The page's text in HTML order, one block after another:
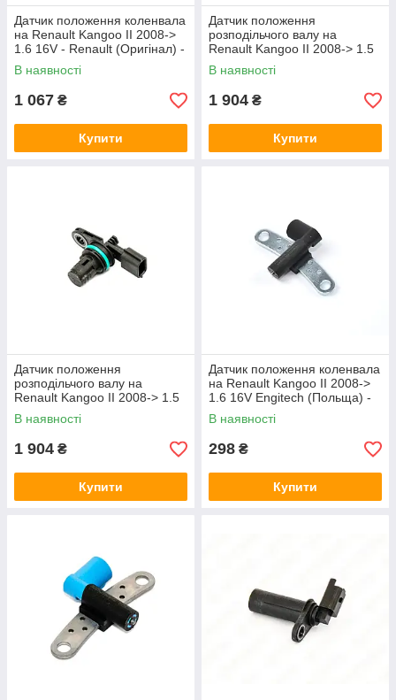
Датчик положення коленвала
на Renault Kangoo ІІ 2008->
1.6 16V - Renault (Оригінал) -
8200647556
В наявності
1 067 ₴
Купити
Датчик положення
розподільчого валу на
Renault Kangoo II 2008-> 1.5
dCi — Renault (Оригінал) -
237310776R
В наявності
1 904 ₴
Купити
Датчик положення
розподільчого валу на
Renault Kangoo II 2008-> 1.5
dCi — Renault (Оригінал) -
237310776R
В наявності
1 904 ₴
Купити
Датчик положення коленвала
на Renault Kangoo II 2008->
1.6 16V Engitech (Польща) -
ENT800001
В наявності
298 ₴
Купити